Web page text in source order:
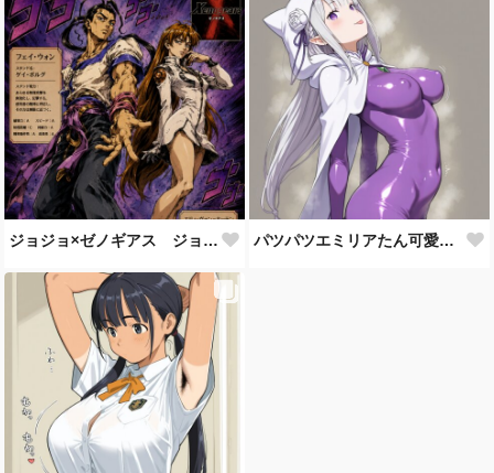
ジョジョ×ゼノギアス ジョジョギアス パツパツエミリアたん可愛いすぎて草 リゼロの新衣装エミリア トイレンのイラスト